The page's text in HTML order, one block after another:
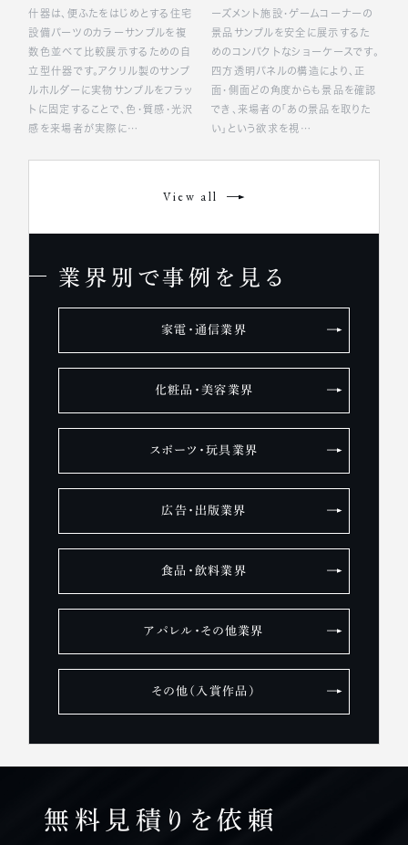
什器は、便ふたをはじめとする住宅
設備パーツのカラーサンプルを複
数色並べて比較展示するための自
立型什器です。アクリル製のサンプ
ルホルダーに実物サンプルをフラッ
トに固定することで、色・質感・光沢
感を来場者が実際に…
ーズメント施設・ゲームコーナーの
景品サンプルを安全に展示するた
めのコンパクトなショーケースです。
四方透明パネルの構造により、正
面・側面どの角度からも景品を確認
でき、来場者の「あの景品を取りた
い」という欲求を視…
View all
業界別で事例を見る
家電・通信業界
化粧品・美容業界
スポーツ・玩具業界
広告・出版業界
食品・飲料業界
アパレル・その他業界
その他（入賞作品）
無料見積りを依頼